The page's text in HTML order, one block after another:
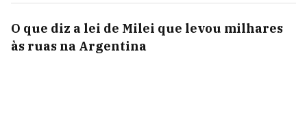
O que diz a lei de Milei que levou milhares
às ruas na Argentina